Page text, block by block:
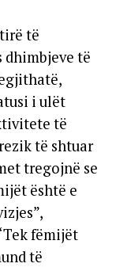
të
të
i ulët
të
të shtuar
tregojnë se
është e
fëmijët
të